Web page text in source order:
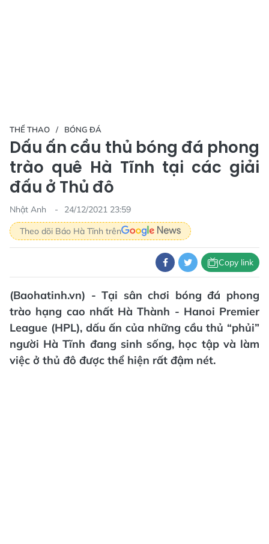
THỂ THAO BÓNG ĐÁ
Dấu ấn cầu thủ bóng đá phong
trào quê Hà Tĩnh tại các giải
đấu ở Thủ đô
Nhật Anh
24/12/2021 23:59
Theo dõi Báo Hà Tĩnh trên
Copy link
(Baohatinh.vn) - Tại sân chơi bóng đá phong
trào hạng cao nhất Hà Thành - Hanoi Premier
League (HPL), dấu ấn của những cầu thủ “phủi”
người Hà Tĩnh đang sinh sống, học tập và làm
việc ở thủ đô được thể hiện rất đậm nét.